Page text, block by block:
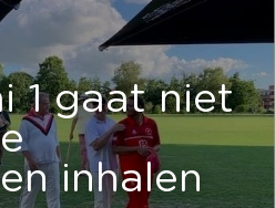
1 gaat niet
inhalen